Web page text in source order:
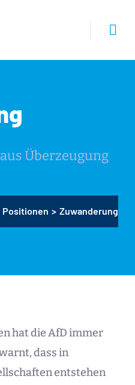
Überzeugung
Positionen > Zuwanderung
hat die AfD immer
dass in
entstehen